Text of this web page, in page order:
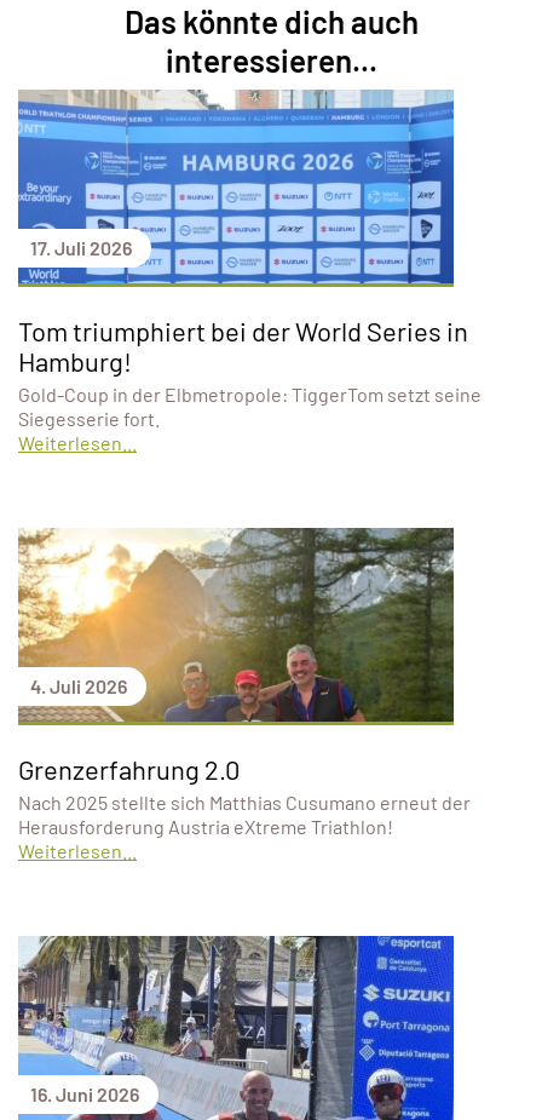
Das könnte dich auch
interessieren...
17. Juli 2026
Tom triumphiert bei der World Series in
Hamburg!
Gold-Coup in der Elbmetropole: TiggerTom setzt seine
Siegesserie fort.
Weiterlesen...
4. Juli 2026
Grenzerfahrung 2.0
Nach 2025 stellte sich Matthias Cusumano erneut der
Herausforderung Austria eXtreme Triathlon!
Weiterlesen...
16. Juni 2026